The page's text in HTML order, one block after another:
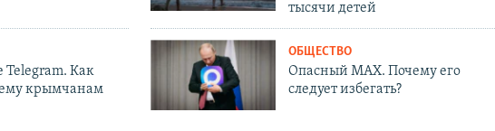
тысячи детей
Telegram. Как
крымчанам
ОБЩЕСТВО
Опасный MAX. Почему его
следует избегать?